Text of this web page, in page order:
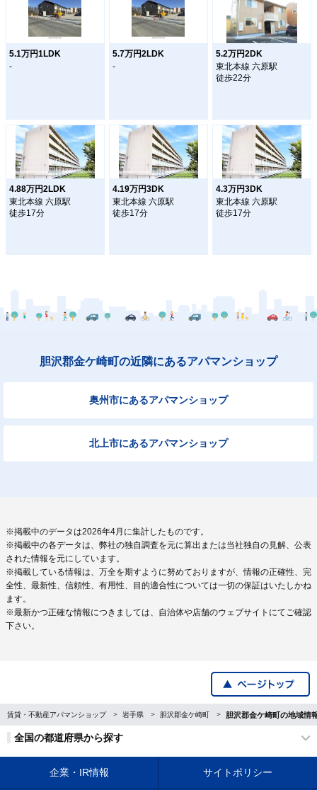
5.1万円1LDK
-
5.7万円2LDK
-
5.2万円2DK
東北本線 六原駅
徒歩22分
4.88万円2LDK
東北本線 六原駅
徒歩17分
4.19万円3DK
東北本線 六原駅
徒歩17分
4.3万円3DK
東北本線 六原駅
徒歩17分
胆沢郡金ケ崎町の近隣にあるアパマンショップ
奥州市にあるアパマンショップ
北上市にあるアパマンショップ
※掲載中のデータは2026年4月に集計したものです。
※掲載中の各データは、弊社の独自調査を元に算出または当社独自の見解、公表
された情報を元にしています。
※掲載している情報は、万全を期すように努めておりますが、情報の正確性、完
全性、最新性、信頼性、有用性、目的適合性については一切の保証はいたしかね
ます。
※最新かつ正確な情報につきましては、自治体や店舗のウェブサイトにてご確認
下さい。
賃貸・不動産アパマンショップ 岩手県 胆沢郡金ケ崎町 胆沢郡金ケ崎町の地域情
全国の都道府県から探す
企業・IR情報 サイトポリシー